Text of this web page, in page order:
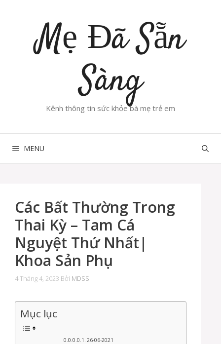
Mẹ Đã Sẵn
Sàng
Kênh thông tin sức khỏe bà mẹ trẻ em
MENU
Các Bất Thường Trong
Thai Kỳ – Tam Cá
Nguyệt Thứ Nhất|
Khoa Sản Phụ
4 Tháng 4, 2023 Bởi MDSS
Mục lục
26-06-2021